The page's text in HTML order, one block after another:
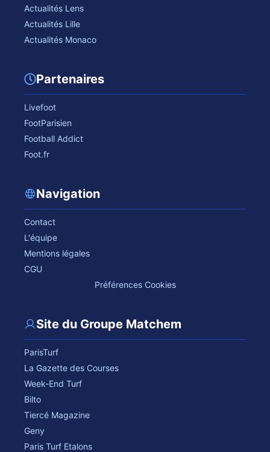
Actualités Lens
Actualités Lille
Actualités Monaco
Partenaires
Livefoot
FootParisien
Football Addict
Foot.fr
Navigation
Contact
L'équipe
Mentions légales
CGU
Préférences Cookies
Site du Groupe Matchem
ParisTurf
La Gazette des Courses
Week-End Turf
Bilto
Tiercé Magazine
Geny
Paris Turf Etalons